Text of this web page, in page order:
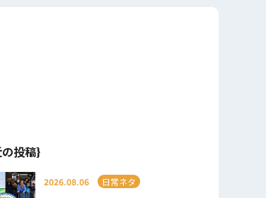
投稿}
2026.08.06
日常ネタ